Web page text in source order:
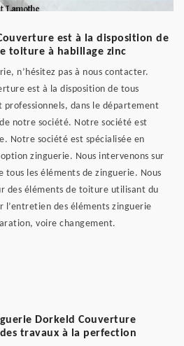
est à la disposition de
toiture à habillage zinc
n’hésitez pas à nous contacter.
est à la disposition de tous
dans le département
notre société. Notre société est
Notre société est spécialisée en
zinguerie. Nous intervenons sur
tous les éléments de zinguerie. Nous
des éléments de toiture utilisant du
l’entretien des éléments zinguerie
voire changement.
Dorkeld Couverture
travaux à la perfection